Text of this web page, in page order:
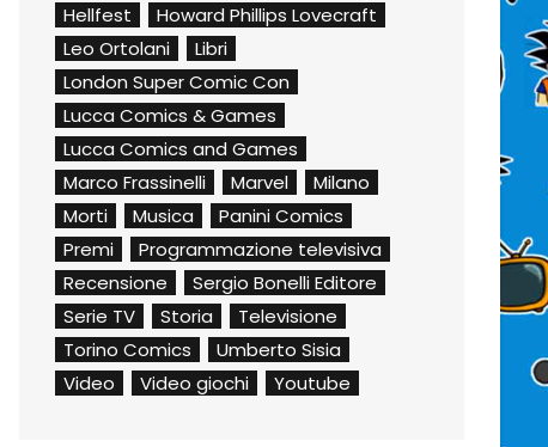
Hellfest
Howard Phillips Lovecraft
Leo Ortolani
Libri
London Super Comic Con
Lucca Comics & Games
Lucca Comics and Games
Marco Frassinelli
Marvel
Milano
Morti
Musica
Panini Comics
Premi
Programmazione televisiva
Recensione
Sergio Bonelli Editore
Serie TV
Storia
Televisione
Torino Comics
Umberto Sisia
Video
Video giochi Youtube